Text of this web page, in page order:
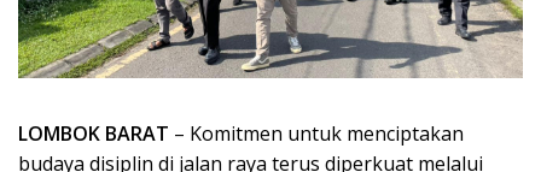
LOMBOK BARAT – Komitmen untuk menciptakan
budaya disiplin di jalan raya terus diperkuat melalui